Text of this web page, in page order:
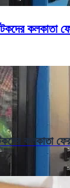
কলকাতা
কলকাতা